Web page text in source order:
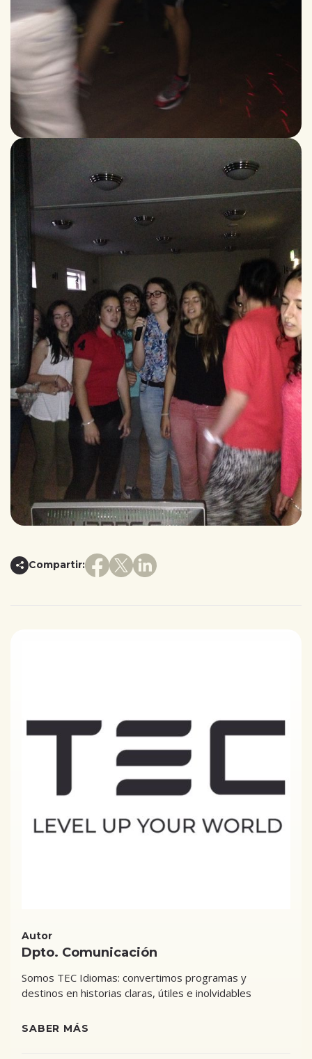
Compartir:
Autor
Dpto. Comunicación
Somos TEC Idiomas: convertimos programas y
destinos en historias claras, útiles e inolvidables
SABER MÁS